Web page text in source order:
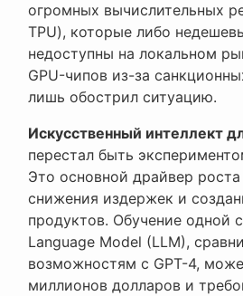
огромных вычислительных
TPU), которые либо
недоступны на локальном
GPU-чипов из-за
лишь обострил ситуацию.
Искусственный интеллект
перестал быть
Это основной драйвер
снижения издержек и
продуктов. Обучение одной
Language Model (LLM),
возможностям с GPT-4,
миллионов долларов и